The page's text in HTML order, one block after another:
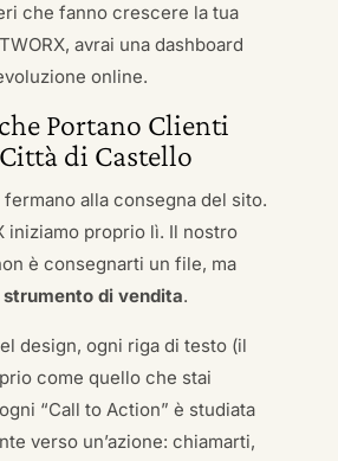
che fanno crescere la tua
avrai una dashboard
online.
Portano Clienti
di Castello
alla consegna del sito.
iniziamo proprio lì. Il nostro
è consegnarti un file, ma
strumento di vendita.
design, ogni riga di testo (il
come quello che stai
“Call to Action” è studiata
verso un’azione: chiamarti,